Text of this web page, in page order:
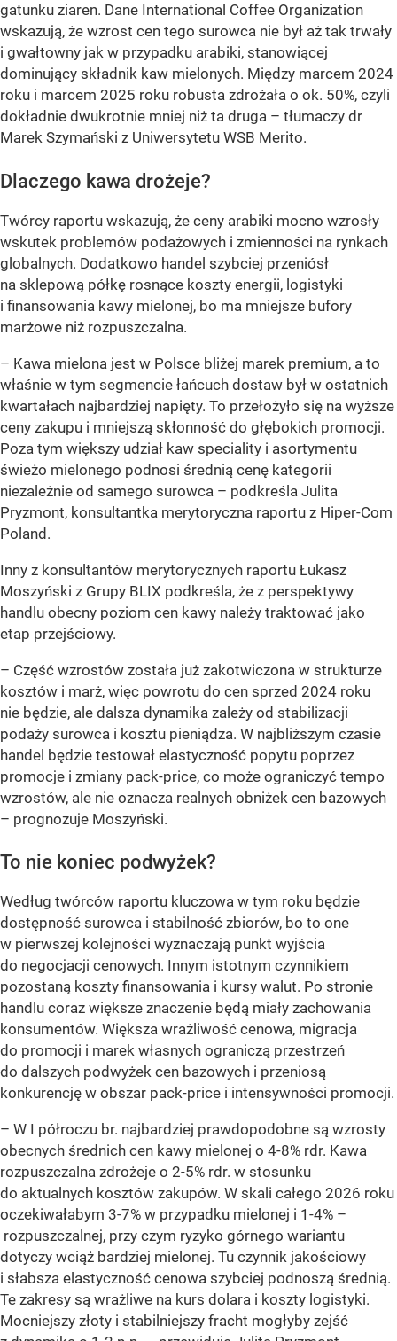
gatunku ziaren. Dane International Coffee Organization
wskazują, że wzrost cen tego surowca nie był aż tak trwały
i gwałtowny jak w przypadku arabiki, stanowiącej
dominujący składnik kaw mielonych. Między marcem 2024
roku i marcem 2025 roku robusta zdrożała o ok. 50%, czyli
dokładnie dwukrotnie mniej niż ta druga – tłumaczy dr
Marek Szymański z Uniwersytetu WSB Merito.
Dlaczego kawa drożeje?
Twórcy raportu wskazują, że ceny arabiki mocno wzrosły
wskutek problemów podażowych i zmienności na rynkach
globalnych. Dodatkowo handel szybciej przeniósł
na sklepową półkę rosnące koszty energii, logistyki
i finansowania kawy mielonej, bo ma mniejsze bufory
marżowe niż rozpuszczalna.
– Kawa mielona jest w Polsce bliżej marek premium, a to
właśnie w tym segmencie łańcuch dostaw był w ostatnich
kwartałach najbardziej napięty. To przełożyło się na wyższe
ceny zakupu i mniejszą skłonność do głębokich promocji.
Poza tym większy udział kaw speciality i asortymentu
świeżo mielonego podnosi średnią cenę kategorii
niezależnie od samego surowca – podkreśla Julita
Pryzmont, konsultantka merytoryczna raportu z Hiper-Com
Poland.
Inny z konsultantów merytorycznych raportu Łukasz
Moszyński z Grupy BLIX podkreśla, że z perspektywy
handlu obecny poziom cen kawy należy traktować jako
etap przejściowy.
– Część wzrostów została już zakotwiczona w strukturze
kosztów i marż, więc powrotu do cen sprzed 2024 roku
nie będzie, ale dalsza dynamika zależy od stabilizacji
podaży surowca i kosztu pieniądza. W najbliższym czasie
handel będzie testował elastyczność popytu poprzez
promocje i zmiany pack-price, co może ograniczyć tempo
wzrostów, ale nie oznacza realnych obniżek cen bazowych
– prognozuje Moszyński.
To nie koniec podwyżek?
Według twórców raportu kluczowa w tym roku będzie
dostępność surowca i stabilność zbiorów, bo to one
w pierwszej kolejności wyznaczają punkt wyjścia
do negocjacji cenowych. Innym istotnym czynnikiem
pozostaną koszty finansowania i kursy walut. Po stronie
handlu coraz większe znaczenie będą miały zachowania
konsumentów. Większa wrażliwość cenowa, migracja
do promocji i marek własnych ograniczą przestrzeń
do dalszych podwyżek cen bazowych i przeniosą
konkurencję w obszar pack-price i intensywności promocji.
– W I półroczu br. najbardziej prawdopodobne są wzrosty
obecnych średnich cen kawy mielonej o 4-8% rdr. Kawa
rozpuszczalna zdrożeje o 2-5% rdr. w stosunku
do aktualnych kosztów zakupów. W skali całego 2026 roku
oczekiwałabym 3-7% w przypadku mielonej i 1-4% –
rozpuszczalnej, przy czym ryzyko górnego wariantu
dotyczy wciąż bardziej mielonej. Tu czynnik jakościowy
i słabsza elastyczność cenowa szybciej podnoszą średnią.
Te zakresy są wrażliwe na kurs dolara i koszty logistyki.
Mocniejszy złoty i stabilniejszy fracht mogłyby zejść